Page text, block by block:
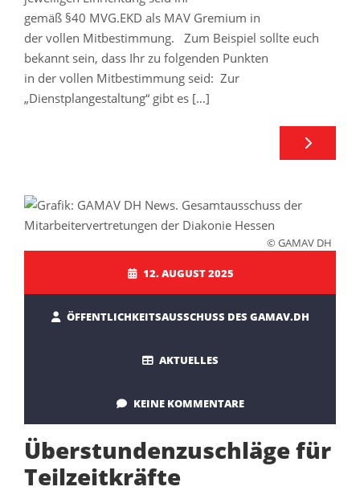
gemäß §40 MVG.EKD als MAV Gremium in
der vollen Mitbestimmung. Zum Beispiel sollte euch
bekannt sein, dass Ihr zu folgenden Punkten
in der vollen Mitbestimmung seid: Zur
„Dienstplangestaltung“ gibt es […]
© GAMAV DH
12. AUGUST 2025
ÖFFENTLICHKEITSAUSSCHUSS DES GAMAV.DH
AKTUELLES
KEINE KOMMENTARE
Überstundenzuschläge für
Teilzeitkräfte